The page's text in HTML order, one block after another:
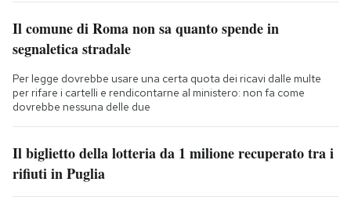
Il comune di Roma non sa quanto spende in
segnaletica stradale
Per legge dovrebbe usare una certa quota dei ricavi dalle multe
per rifare i cartelli e rendicontarne al ministero: non fa come
dovrebbe nessuna delle due
Il biglietto della lotteria da 1 milione recuperato tra i
rifiuti in Puglia